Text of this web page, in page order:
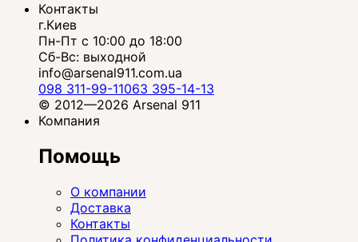
Контакты
г.Киев
Пн-Пт с 10:00 до 18:00
Сб-Вс: выходной
info@arsenal911.com.ua
098 311-99-11063 395-14-13
© 2012—2026 Arsenal 911
Компания
Помощь
О компании
Доставка
Контакты